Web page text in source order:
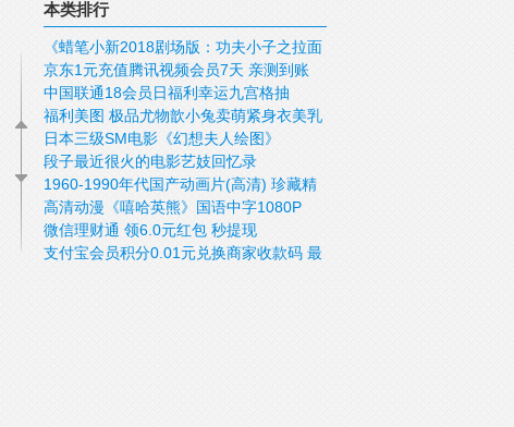
本类排行
《蜡笔小新2018剧场版：功夫小子之拉面
大乱斗》国语超清
京东1元充值腾讯视频会员7天 亲测到账
需要的上
中国联通18会员日福利幸运九宫格抽
500M流量 电子购物券等
福利美图 极品尤物歆小兔卖萌紧身衣美乳
依稀可见
日本三级SM电影《幻想夫人绘图》
段子最近很火的电影艺妓回忆录
1960-1990年代国产动画片(高清) 珍藏精
品 全84部
高清动漫《嘻哈英熊》国语中字1080P
微信理财通 领6.0元红包 秒提现
支付宝会员积分0.01元兑换商家收款码 最